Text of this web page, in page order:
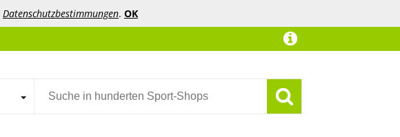
Datenschutzbestimmungen. OK